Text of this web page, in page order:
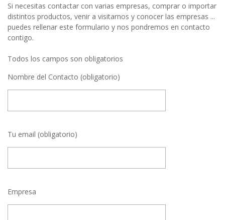
Si necesitas contactar con varias empresas, comprar o importar
distintos productos, venir a visitarnos y conocer las empresas ...
puedes rellenar este formulario y nos pondremos en contacto
contigo.
Todos los campos son obligatorios
Nombre del Contacto (obligatorio)
Tu email (obligatorio)
Empresa